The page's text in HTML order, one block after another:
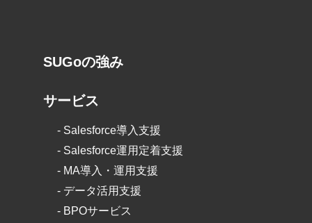
SUGoの強み
サービス
- Salesforce導入支援
- Salesforce運用定着支援
- MA導入・運用支援
- データ活用支援
- BPOサービス